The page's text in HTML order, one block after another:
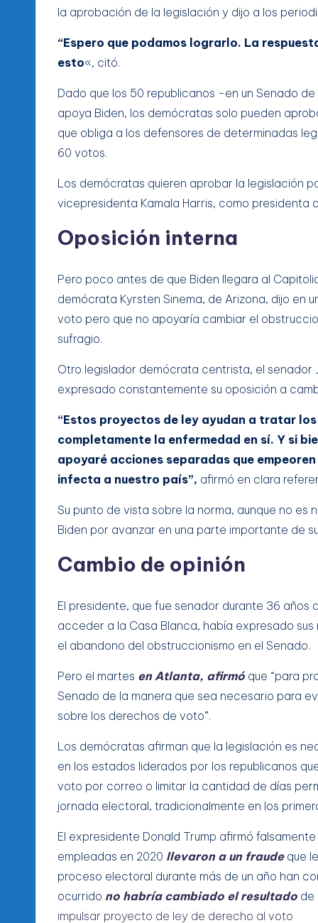
la aprobación de la legislación y dijo a los
“Espero que podamos lograrlo. La
esto«, citó.
Dado que los 50 republicanos -en un Senado
apoya Biden, los demócratas solo pueden
que obliga a los defensores de determinadas
60 votos.
Los demócratas quieren aprobar la legislación
vicepresidenta Kamala Harris, como presidenta
Oposición interna
Pero poco antes de que Biden llegara al
demócrata Kyrsten Sinema, de Arizona, dijo en
voto pero que no apoyaría cambiar el
sufragio.
Otro legislador demócrata centrista, el senador
expresado constantemente su oposición a
“Estos proyectos de ley ayudan a tratar
completamente la enfermedad en sí. Y si
apoyaré acciones separadas que
infecta a nuestro país”, afirmó en clara
Su punto de vista sobre la norma, aunque no es
Biden por avanzar en una parte importante de
Cambio de opinión
El presidente, que fue senador durante 36
acceder a la Casa Blanca, había expresado
el abandono del obstruccionismo en el Senado.
Pero el martes en Atlanta, afirmó que “para
Senado de la manera que sea necesario para
sobre los derechos de voto”.
Los demócratas afirman que la legislación es
en los estados liderados por los republicanos
voto por correo o limitar la cantidad de días
jornada electoral, tradicionalmente en los
El expresidente Donald Trump afirmó
empleadas en 2020 llevaron a un fraudeque
proceso electoral durante más de un año han
ocurrido no habría cambiado el resultado de
impulsar proyecto de ley de derecho al voto